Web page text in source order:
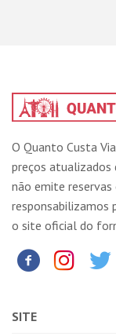
O Quanto Custa
preços atualizados
não emite reservas
responsabilizamos
o site oficial do
SITE